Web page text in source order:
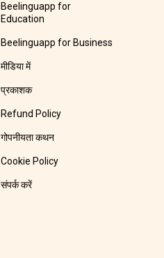
Beelinguapp for
Education
Beelinguapp for Business
मीडिया में
प्रकाशक
Refund Policy
गोपनीयता कथन
Cookie Policy
संपर्क करें